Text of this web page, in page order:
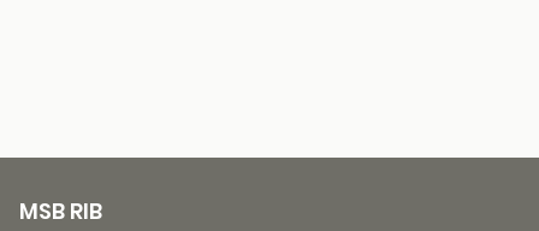
MSB RIB